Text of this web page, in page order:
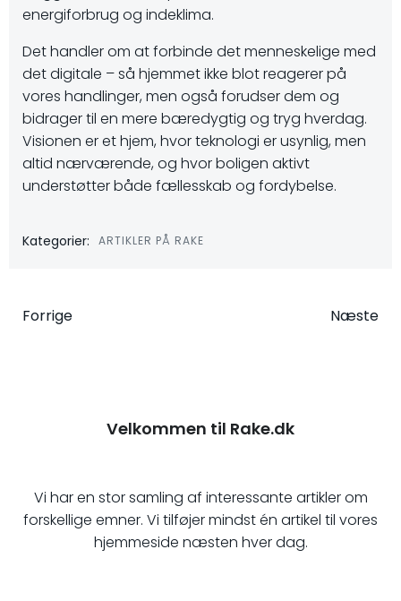
energiforbrug og indeklima.
Det handler om at forbinde det menneskelige med
det digitale – så hjemmet ikke blot reagerer på
vores handlinger, men også forudser dem og
bidrager til en mere bæredygtig og tryg hverdag.
Visionen er et hjem, hvor teknologi er usynlig, men
altid nærværende, og hvor boligen aktivt
understøtter både fællesskab og fordybelse.
Kategorier: ARTIKLER PÅ RAKE
Indlægsnavigation
Forrige Næste
Velkommen til Rake.dk
Vi har en stor samling af interessante artikler om
forskellige emner. Vi tilføjer mindst én artikel til vores
hjemmeside næsten hver dag.